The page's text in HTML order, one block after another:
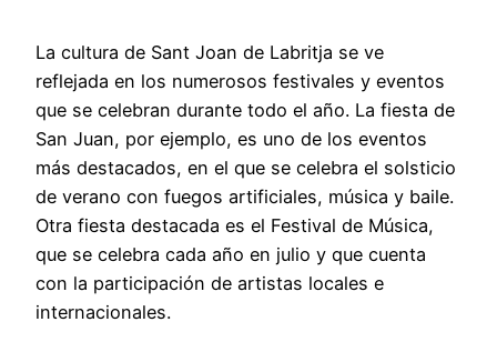
La cultura de Sant Joan de Labritja se ve
reflejada en los numerosos festivales y eventos
que se celebran durante todo el año. La fiesta de
San Juan, por ejemplo, es uno de los eventos
más destacados, en el que se celebra el solsticio
de verano con fuegos artificiales, música y baile.
Otra fiesta destacada es el Festival de Música,
que se celebra cada año en julio y que cuenta
con la participación de artistas locales e
internacionales.